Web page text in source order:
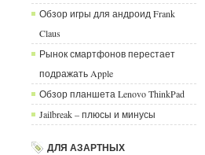
Обзор игры для андроид Frank
Claus
Рынок смартфонов перестает
подражать Apple
Обзор планшета Lenovo ThinkPad
Jailbreak – плюсы и минусы
ДЛЯ АЗАРТНЫХ